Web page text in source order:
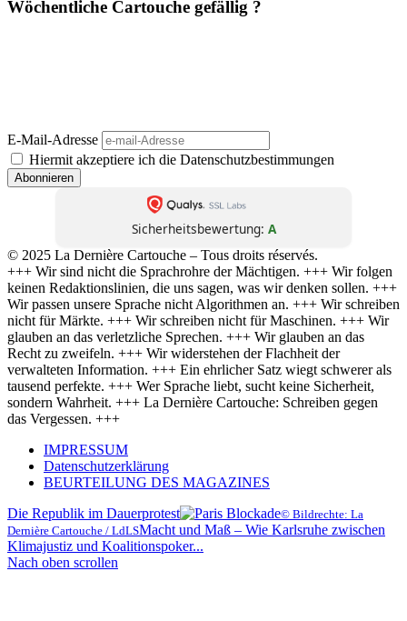
Wöchentliche Cartouche gefällig ?
E-Mail-Adresse
Hiermit akzeptiere ich die Datenschutzbestimmungen
Sicherheitsbewertung: A
© 2025 La Dernière Cartouche – Tous droits réservés.
+++ Wir sind nicht die Sprachrohre der Mächtigen. +++ Wir folgen
keinen Redaktionslinien, die uns sagen, was wir denken sollen. +++
Wir passen unsere Sprache nicht Algorithmen an. +++ Wir schreiben
nicht für Märkte. +++ Wir schreiben nicht für Maschinen. +++ Wir
glauben an das verletzliche Sprechen. +++ Wir glauben an das
Recht zu zweifeln. +++ Wir widerstehen der Flachheit der
verwalteten Information. +++ Ein ehrlicher Satz wiegt schwerer als
tausend perfekte. +++ Wer Sprache liebt, sucht keine Sicherheit,
sondern Wahrheit. +++ La Dernière Cartouche: Schreiben gegen
das Vergessen. +++
IMPRESSUM
Datenschutzerklärung
BEURTEILUNG DES MAGAZINES
Die Republik im Dauerprotest
© Bildrechte: La
Dernière Cartouche / LdLSMacht und Maß – Wie Karlsruhe zwischen
Klimajustiz und Koalitionspoker...
Nach oben scrollen